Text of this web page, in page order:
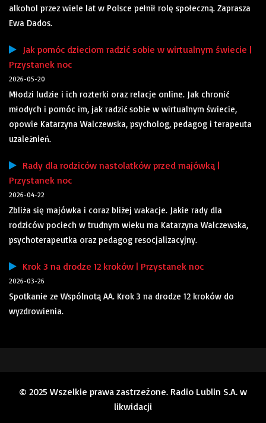
alkohol przez wiele lat w Polsce pełnił rolę społeczną. Zaprasza
Ewa Dados.
Jak pomóc dzieciom radzić sobie w wirtualnym świecie |
Przystanek noc
2026-05-20
Młodzi ludzie i ich rozterki oraz relacje online. Jak chronić
młodych i pomóc im, jak radzić sobie w wirtualnym świecie,
opowie Katarzyna Walczewska, psycholog, pedagog i terapeuta
uzależnień.
Rady dla rodziców nastolatków przed majówką |
Przystanek noc
2026-04-22
Zbliża się majówka i coraz bliżej wakacje. Jakie rady dla
rodziców pociech w trudnym wieku ma Katarzyna Walczewska,
psychoterapeutka oraz pedagog resocjalizacyjny.
Krok 3 na drodze 12 kroków | Przystanek noc
2026-03-26
Spotkanie ze Wspólnotą AA. Krok 3 na drodze 12 kroków do
wyzdrowienia.
© 2025 Wszelkie prawa zastrzeżone. Radio Lublin S.A. w
likwidacji